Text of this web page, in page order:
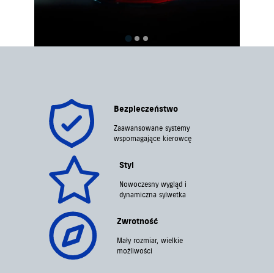
Bezpieczeństwo
Zaawansowane systemy
wspomagające kierowcę
Styl
Nowoczesny wygląd i
dynamiczna sylwetka
Zwrotność
Mały rozmiar, wielkie
możliwości